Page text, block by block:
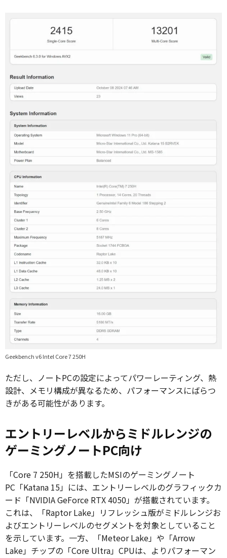
Geekbench v6 Intel Core 7 250H
ただし、ノートPCの設定によってパワーレーティング、熱
設計、メモリ構成が異なるため、パフォーマンスにばらつ
きがある可能性があります。
エントリーレベルからミドルレンジの
ゲーミングノートPC向け
「Core 7 250H」を搭載したMSIのゲーミングノート
PC「Katana 15」には、エントリーレベルのグラフィックカ
ード「NVIDIA GeForce RTX 4050」が搭載されています。
これは、「Raptor Lake」リフレッシュ版がミドルレンジお
よびエントリーレベルのセグメントを対象としていること
を示しています。一方、「Meteor Lake」や「Arrow
Lake」チップの「Core Ultra」CPUは、よりパフォーマン